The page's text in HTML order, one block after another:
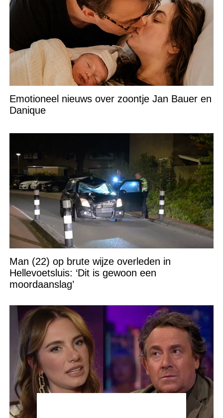
Emotioneel nieuws over zoontje Jan Bauer en
Danique
Man (22) op brute wijze overleden in
Hellevoetsluis: ‘Dit is gewoon een
moordaanslag’